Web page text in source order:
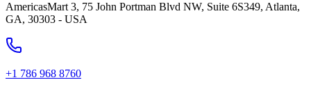
AmericasMart 3, 75 John Portman Blvd NW, Suite 6S349, Atlanta,
GA, 30303 - USA
+1 786 968 8760